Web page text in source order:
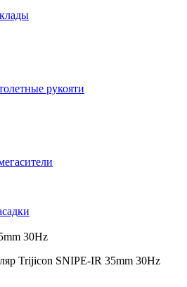
рукояти
30Hz
Trijicon SNIPE-IR 35mm 30Hz